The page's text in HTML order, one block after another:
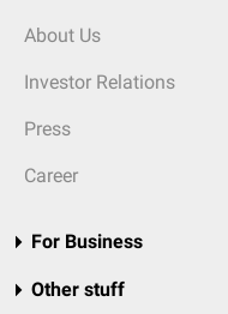
About Us
Investor Relations
Press
Career
For Business
Other stuff